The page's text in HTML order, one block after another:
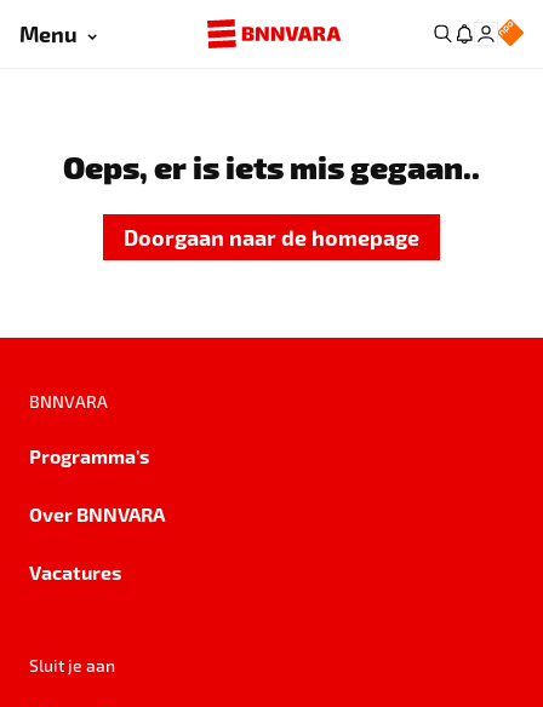
Menu
Oeps, er is iets mis gegaan..
Doorgaan naar de homepage
BNNVARA
Programma's
Over BNNVARA
Vacatures
Sluit je aan